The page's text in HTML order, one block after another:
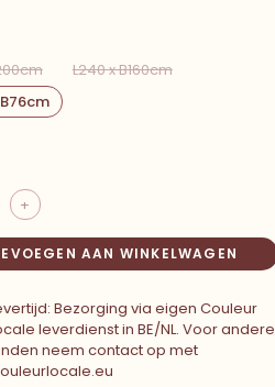
L240 x B160cm
+
AAN WINKELWAGEN
Bezorging via eigen Couleur
leverdienst in BE/NL. Voor andere
neem contact op met